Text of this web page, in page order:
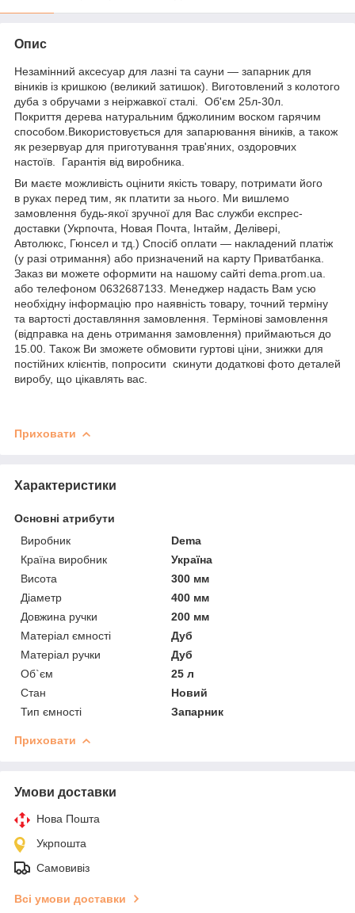
Опис
Незамінний аксесуар для лазні та сауни ― запарник для
віників із кришкою (великий затишок). Виготовлений з колотого
дуба з обручами з неіржавкої сталі. Об'єм 25л-30л
Покриття дерева натуральним бджолиним воском гарячим
способом. Використовується для запарювання віників, а також
як резервуар для приготування трав'яних , оздоровчих
настоїв.
Гарантія від виробника.
Ви маєте можливість оцінити якість товару, потримати його
в руках перед тим, як платити за нього. Ми вишлемо
замовлення будь-якої зручної для Вас служби експрес-
доставки (Укрпочта , Новая Почта, Інтайм , Делівері,
Автолюкс, Гюнсел и тд .) Спосіб оплати — накладений платіж
(у разі отримання) або призначений на карту Приватбанка
Заказ ви можете оформити на нашому сайті dema prom ua
або телефоном 0632687133. Менеджер надасть Вам усю
необхідну інформацію про наявність товару, точний терміну
та вартості доставляння замовлення. Термінові замовлення
(відправка на день отримання замовлення) приймаються до
15.00. Також Ви зможете обмовити гуртові ціни, знижки для
постійних клієнтів, попросити скинути додаткові фото деталей
виробу, що цікавлять вас.
Приховати
Характеристики
Основні атрибути
Виробник
Dema
Країна виробник
Україна
Висота
300 мм
Діаметр
400 мм
Довжина ручки
200 мм
Матеріал ємності
Дуб
Матеріал ручки
Дуб
Об`єм
25 л
Стан
Новий
Тип ємності
Запарник
Приховати
Умови доставки
Нова Пошта
Укрпошта
Самовивіз
Всі умови доставки